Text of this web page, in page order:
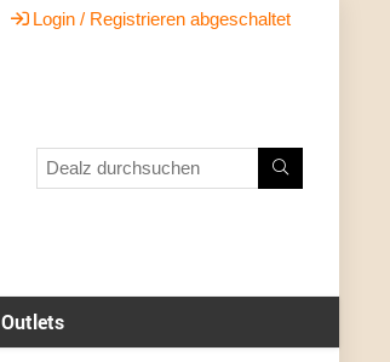
Login / Registrieren abgeschaltet
Outlets